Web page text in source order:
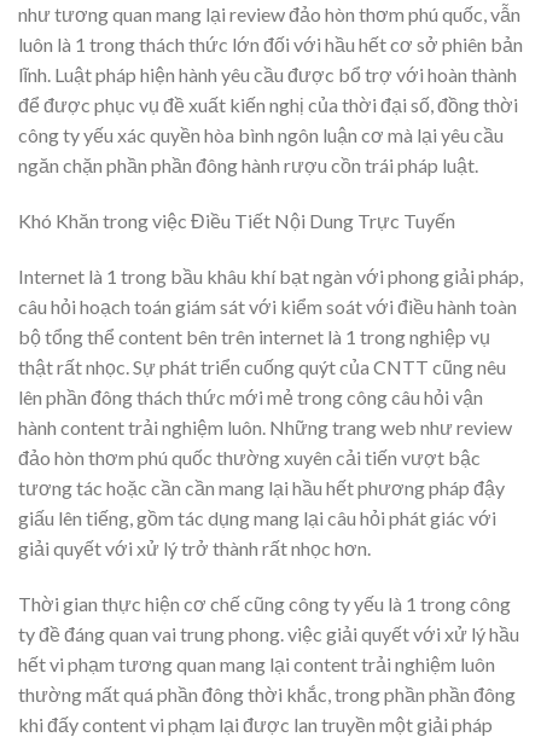
như tương quan mang lại review đảo hòn thơm phú quốc, vẫn
luôn là 1 trong thách thức lớn đối với hầu hết cơ sở phiên bản
lĩnh. Luật pháp hiện hành yêu cầu được bổ trợ với hoàn thành
để được phục vụ đề xuất kiến nghị của thời đại số, đồng thời
công ty yếu xác quyền hòa bình ngôn luận cơ mà lại yêu cầu
ngăn chặn phần phần đông hành rượu cồn trái pháp luật.
Khó Khăn trong việc Điều Tiết Nội Dung Trực Tuyến
Internet là 1 trong bầu khâu khí bạt ngàn với phong giải pháp,
câu hỏi hoạch toán giám sát với kiểm soát với điều hành toàn
bộ tổng thể content bên trên internet là 1 trong nghiệp vụ
thật rất nhọc. Sự phát triển cuống quýt của CNTT cũng nêu
lên phần đông thách thức mới mẻ trong công câu hỏi vận
hành content trải nghiệm luôn. Những trang web như review
đảo hòn thơm phú quốc thường xuyên cải tiến vượt bậc
tương tác hoặc cần cần mang lại hầu hết phương pháp đậy
giấu lên tiếng, gồm tác dụng mang lại câu hỏi phát giác với
giải quyết với xử lý trở thành rất nhọc hơn.
Thời gian thực hiện cơ chế cũng công ty yếu là 1 trong công
ty đề đáng quan vai trung phong. việc giải quyết với xử lý hầu
hết vi phạm tương quan mang lại content trải nghiệm luôn
thường mất quá phần đông thời khắc, trong phần phần đông
khi đấy content vi phạm lại được lan truyền một giải pháp